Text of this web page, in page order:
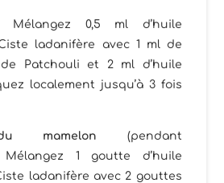
0,5 ml d’huile
ladanifère avec 1 ml de
Patchouli et 2 ml d’huile
localement jusqu’à 3 fois
mamelon (pendant
Mélangez 1 goutte d’huile
ladanifère avec 2 gouttes